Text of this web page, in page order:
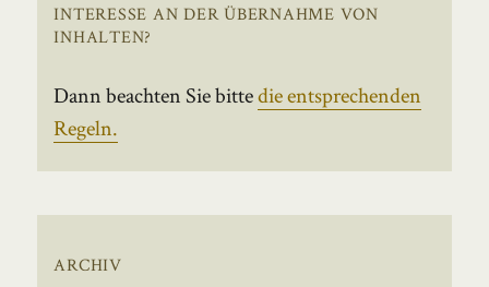
INTERESSE AN DER ÜBERNAHME VON
INHALTEN?
Dann beachten Sie bittedie entsprechenden
Regeln.
ARCHIV